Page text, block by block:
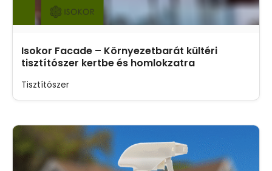
Isokor Facade – Környezetbarát kültéri
tisztítószer kertbe és homlokzatra
Tisztítószer